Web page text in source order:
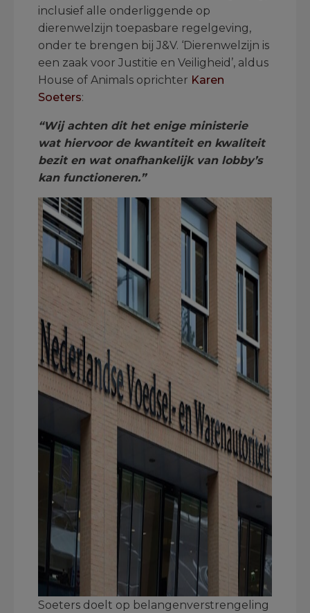
inclusief alle onderliggende op
dierenwelzijn toepasbare regelgeving,
onder te brengen bij J&V. ‘Dierenwelzijn is
een zaak voor Justitie en Veiligheid’, aldus
House of Animals oprichter Karen
Soeters:
“Wij achten dit het enige ministerie
wat hiervoor de kwantiteit en kwaliteit
bezit en wat onafhankelijk van lobby’s
kan functioneren.”
Soeters doelt op belangenverstrengeling